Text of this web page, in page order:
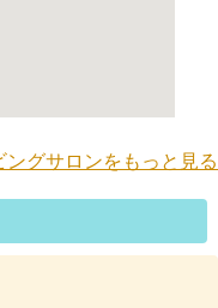
グサロンをもっと見る